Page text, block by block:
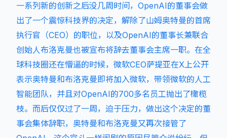
一系列新的创新之后没几周时间，OpenAI的董事会做
出了一个震惊科技界的决定，解除了山姆奥特曼的首席
执行官（CEO）的职位，以及OpenAI的董事长兼联合
创始人布洛克曼也被宣布将辞去董事会主席一职。在全
球科技圈还在懵逼的时候，微软CEO萨提亚在X上公开
表示奥特曼和布洛克曼即将加入微软，带领微软的人工
智能团队，并且对OpenAI的700多名员工抛出了橄榄
枝。而后仅仅过了一周，迫于压力，做出这个决定的董
事会集体辞职，奥特曼和布洛克曼又再次接管了